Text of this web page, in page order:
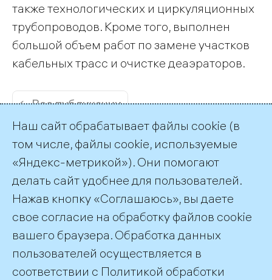
также технологических и циркуляционных
трубопроводов. Кроме того, выполнен
большой объем работ по замене участков
кабельных трасс и очистке деаэраторов.
← Все публикации
Пресс-служба ТГК-1
press@tgc1.ru
©2026 ПАО «ТГК–1»
Наш сайт обрабатывает файлы cookie (в
том числе, файлы cookie, используемые
«Яндекс-метрикой»). Они помогают
делать сайт удобнее для пользователей.
Нажав кнопку «Соглашаюсь», вы даете
свое согласие на обработку файлов cookie
вашего браузера. Обработка данных
пользователей осуществляется в
соответствии с Политикой обработки